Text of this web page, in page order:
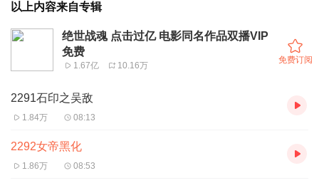
以上内容来自专辑
绝世战魂 点击过亿 电影同名作品双播VIP
免费
1.67亿 10.16万
免费订阅
2291石印之吴敌
1.84万 08:13
2292女帝黑化
1.86万 08:53